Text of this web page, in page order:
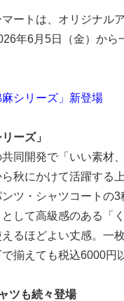
ートは、オリジナ
年6月5日（金）か
シリーズ」新登場
ーズ」
同開発で「いい素材
秋にかけて活躍す
ツ・シャツコートの
して高級感のある「
るほどよい丈感。一
揃えても税込6000円
ツも続々登場